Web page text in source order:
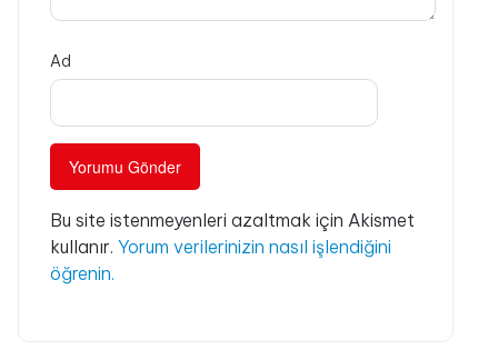
Ad
Bu site istenmeyenleri azaltmak için Akismet
kullanır. Yorum verilerinizin nasıl işlendiğini
öğrenin.